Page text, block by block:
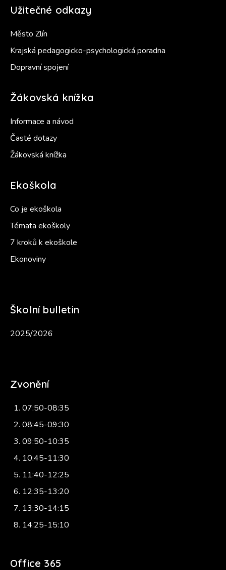
Užitečné odkazy
Město Zlín
Krajská pedagogicko-psychologická poradna
Dopravní spojení
Žákovská knížka
Informace a návod
Časté dotazy
Žákovská knížka
Ekoškola
Co je ekoškola
Témata ekoškoly
7 kroků k ekoškole
Ekonoviny
Školní bulletin
2025/2026
Zvonění
07:50-08:35
08:45-09:30
09:50-10:35
10:45-11:30
11:40-12:25
12:35-13:20
13:30-14:15
14:25-15:10
Office 365